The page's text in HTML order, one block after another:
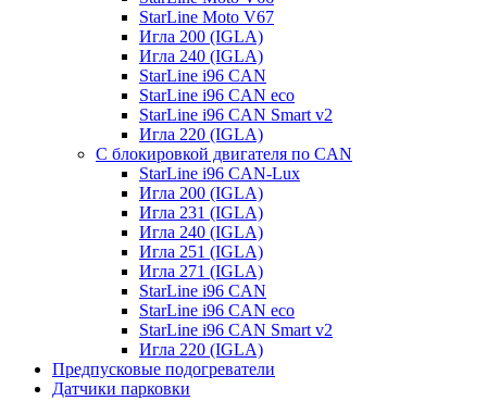
StarLine Moto V67
Игла 200 (IGLA)
Игла 240 (IGLA)
StarLine i96 CAN
StarLine i96 CAN eco
StarLine i96 CAN Smart v2
Игла 220 (IGLA)
С блокировкой двигателя по CAN
StarLine i96 CAN-Lux
Игла 200 (IGLA)
Игла 231 (IGLA)
Игла 240 (IGLA)
Игла 251 (IGLA)
Игла 271 (IGLA)
StarLine i96 CAN
StarLine i96 CAN eco
StarLine i96 CAN Smart v2
Игла 220 (IGLA)
Предпусковые подогреватели
Датчики парковки